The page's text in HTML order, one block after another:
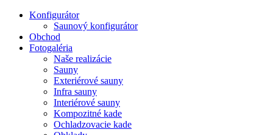
Konfigurátor
Saunový konfigurátor
Obchod
Fotogaléria
Naše realizácie
Sauny
Exteriérové sauny
Infra sauny
Interiérové sauny
Kompozitné kade
Ochladzovacie kade